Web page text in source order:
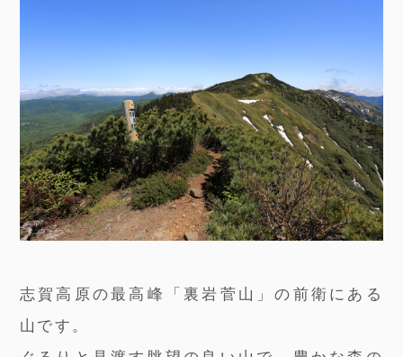
志賀高原の最高峰「裏岩菅山」の前衛にある
山です。